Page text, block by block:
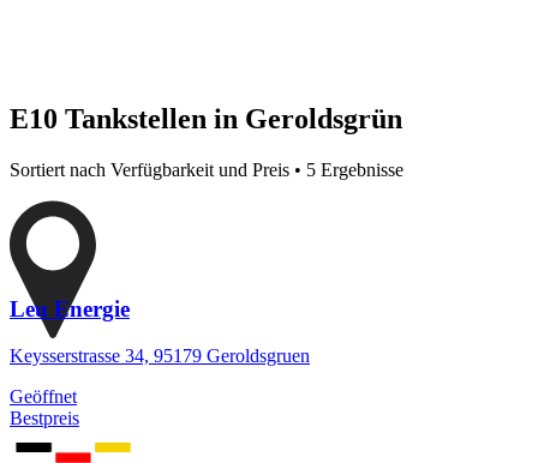
E10 Tankstellen in Geroldsgrün
Sortiert nach Verfügbarkeit und Preis • 5 Ergebnisse
Leu Energie
Keysserstrasse 34, 95179 Geroldsgruen
Geöffnet
Bestpreis